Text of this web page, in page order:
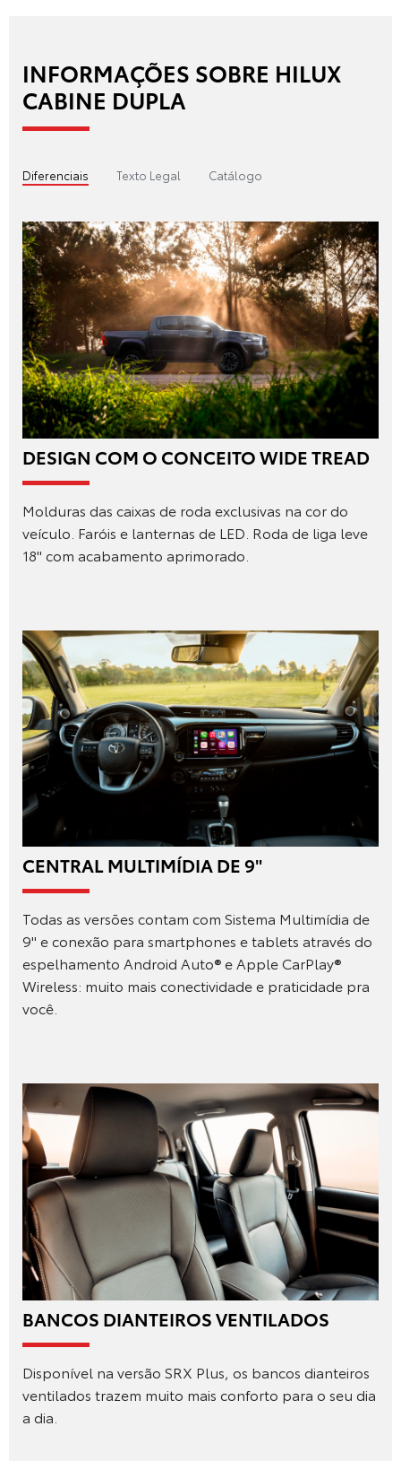
INFORMAÇÕES SOBRE HILUX
CABINE DUPLA
Diferenciais Texto Legal Catálogo
DESIGN COM O CONCEITO WIDE TREAD
Molduras das caixas de roda exclusivas na cor do
veículo. Faróis e lanternas de LED. Roda de liga leve
18" com acabamento aprimorado.
CENTRAL MULTIMÍDIA DE 9"
Todas as versões contam com Sistema Multimídia de
9" e conexão para smartphones e tablets através do
espelhamento Android Auto® e Apple CarPlay®
Wireless: muito mais conectividade e praticidade pra
você.
BANCOS DIANTEIROS VENTILADOS
Disponível na versão SRX Plus, os bancos dianteiros
ventilados trazem muito mais conforto para o seu dia
a dia.